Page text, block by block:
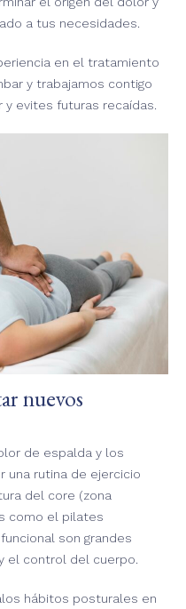
a tus necesidades.
en el tratamiento
y trabajamos contigo
evites futuras recaídas.
nuevos
de espalda y los
una rutina de ejercicio
del core (zona
como el pilates
son grandes
el control del cuerpo.
hábitos posturales en